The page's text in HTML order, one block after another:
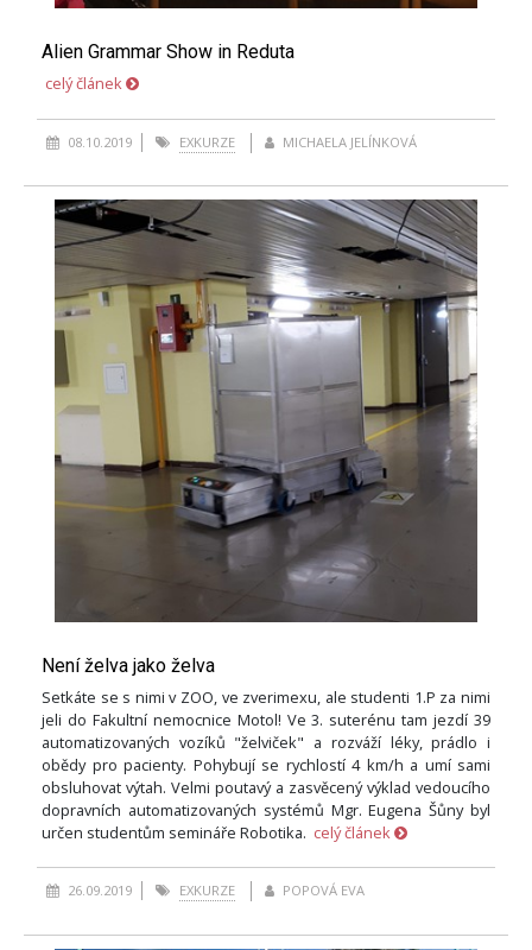
Alien Grammar Show in Reduta
celý článek
08.10.2019 EXKURZE MICHAELA JELÍNKOVÁ
Není želva jako želva
Setkáte se s nimi v ZOO, ve zverimexu, ale studenti 1.P za nimi
jeli do Fakultní nemocnice Motol! Ve 3. suterénu tam jezdí 39
automatizovaných vozíků "želviček" a rozváží léky, prádlo i
obědy pro pacienty. Pohybují se rychlostí 4 km/h a umí sami
obsluhovat výtah. Velmi poutavý a zasvěcený výklad vedoucího
dopravních automatizovaných systémů Mgr. Eugena Šůny byl
určen studentům semináře Robotika. celý článek
26.09.2019 EXKURZE POPOVÁ EVA